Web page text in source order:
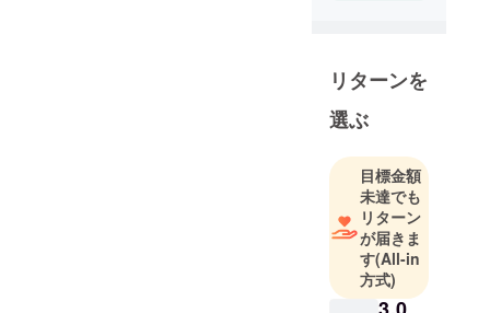
好きです。
障害やマイ
ノリティ性
について語
り合う会、
「ユニバー
サル哲学カ
フェ」を開
いたりして
います。
リターンを
選ぶ
目標金額
未達でも
リターン
が届きま
す(All-in
方式)